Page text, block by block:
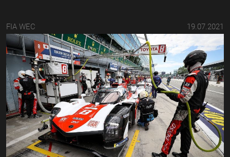
FIA WEC 19.07.2021